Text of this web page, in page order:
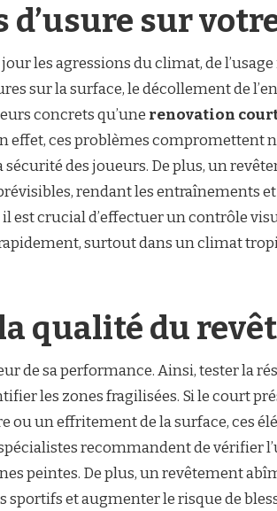
d’usure sur
les agressions du climat, de
sur la surface, le décollement de
concrets qu’une renovation
effet, ces problèmes compromettent
des joueurs. De plus, un
rendant les entraînements
est crucial d’effectuer un contrôle
surtout dans un climat
qualité du
de sa performance. Ainsi, tester la
les zones fragilisées. Si le court
ou un effritement de la surface, ces
recommandent de vérifier
peintes. De plus, un revêtement
et augmenter le risque de